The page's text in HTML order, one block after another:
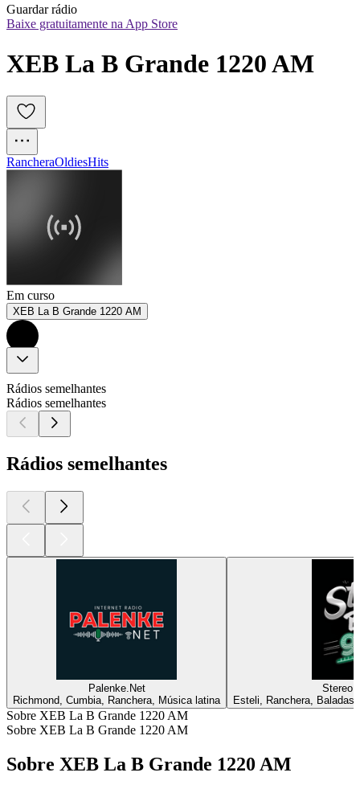
Guardar rádio
Baixe gratuitamente na App Store
XEB La B Grande 1220 AM
RancheraOldiesHits
Em curso
XEB La B Grande 1220 AM
Rádios semelhantes
Rádios semelhantes
Rádios semelhantes
Palenke.Net
Richmond, Cumbia, Ranchera, Música latina
Stereo
Esteli, Ranchera,
Sobre XEB La B Grande 1220 AM
Sobre XEB La B Grande 1220 AM
Sobre XEB La B Grande 1220 AM